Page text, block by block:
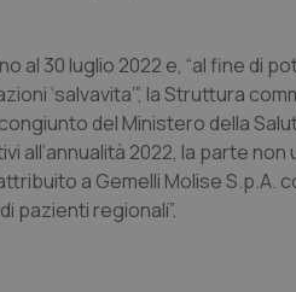
al 30 luglio 2022 e, “al fine di
‘salvavita’”, la Struttura
del Ministero della
all’annualità 2022, la parte non
a Gemelli Molise S.p.A.
pazienti regionali”.